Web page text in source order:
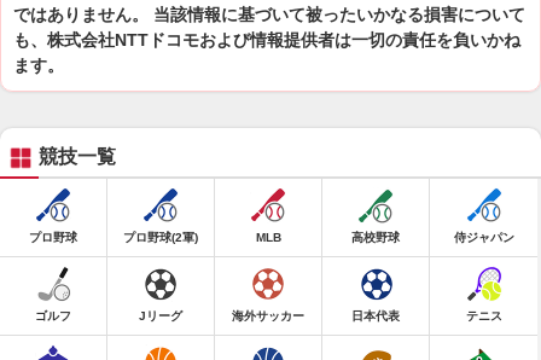
ではありません。 当該情報に基づいて被ったいかなる損害について
も、株式会社NTTドコモおよび情報提供者は一切の責任を負いかね
ます。
競技一覧
プロ野球 プロ野球(2軍) MLB 高校野球 侍ジャパン
ゴルフ Jリーグ 海外サッカー 日本代表 テニス